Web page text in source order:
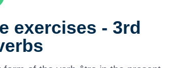
exercises - 3rd